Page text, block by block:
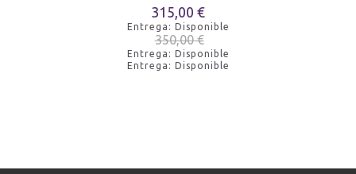
315,00 €
Entrega: Disponible
350,00 €
Entrega: Disponible
Entrega: Disponible